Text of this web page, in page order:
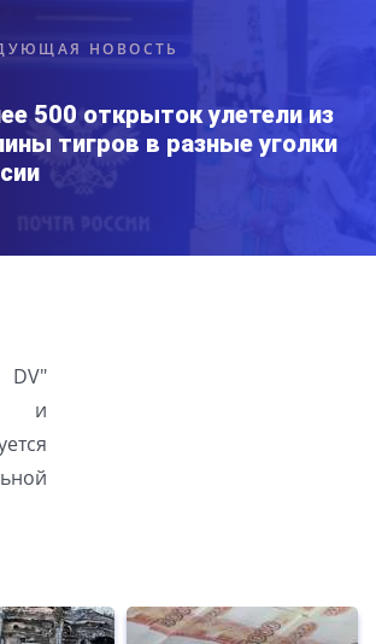
НОВОСТЬ
500 открыток улетели из
тигров в разные уголки
DV"
и